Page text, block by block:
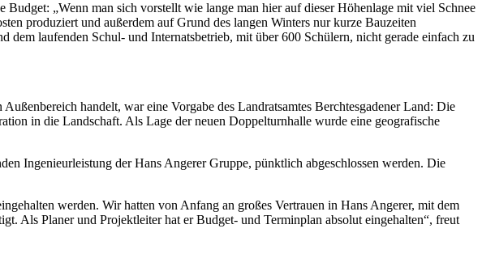
„Wenn man sich vorstellt wie lange man hier auf dieser Höhenlage mit viel Schnee
produziert und außerdem auf Grund des langen Winters nur kurze Bauzeiten
laufenden Schul- und Internatsbetrieb, mit über 600 Schülern, nicht gerade einfach zu
handelt, war eine Vorgabe des Landratsamtes Berchtesgadener Land: Die
in die Landschaft. Als Lage der neuen Doppelturnhalle wurde eine geografische
Ingenieurleistung der Hans Angerer Gruppe, pünktlich abgeschlossen werden. Die
werden. Wir hatten von Anfang an großes Vertrauen in Hans Angerer, mit dem
Als Planer und Projektleiter hat er Budget- und Terminplan absolut eingehalten“, freut